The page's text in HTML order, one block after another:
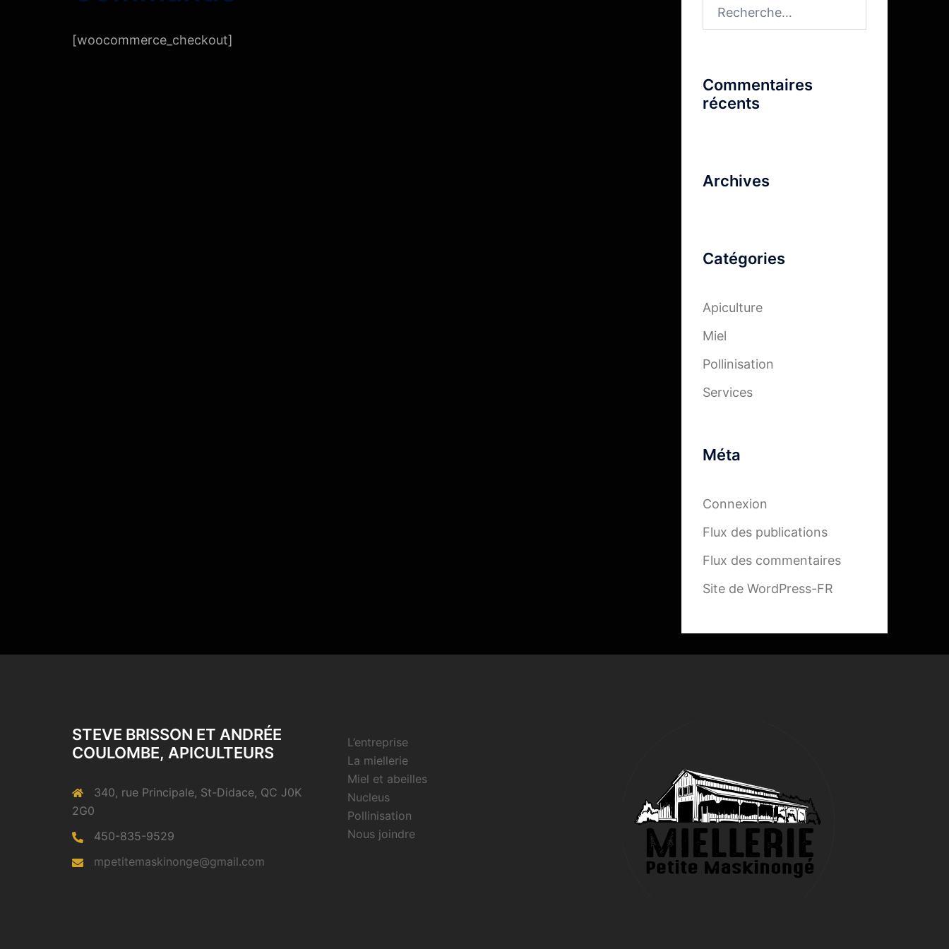
[woocommerce_checkout]
Commentaires
récents
Archives
Catégories
Apiculture
Miel
Pollinisation
Services
Méta
Connexion
Flux des publications
Flux des commentaires
Site de WordPress-FR
STEVE BRISSON ET ANDRÉE
COULOMBE, APICULTEURS
340, rue Principale, St-Didace, QC J0K
2G0
450-835-9529
mpetitemaskinonge@gmail.com
L’entreprise
La miellerie
Miel et abeilles
Nucleus
Pollinisation
Nous joindre